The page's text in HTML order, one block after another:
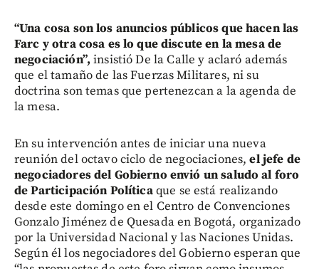
“Una cosa son los anuncios públicos que hacen las
Farc y otra cosa es lo que discute en la mesa de
negociación”, insistió De la Calle y aclaró además
que el tamaño de las Fuerzas Militares, ni su
doctrina son temas que pertenezcan a la agenda de
la mesa.
En su intervención antes de iniciar una nueva
reunión del octavo ciclo de negociaciones,el jefe de
negociadores del Gobierno envió un saludo al foro
de Participación Políticaque se está realizando
desde este domingo en el Centro de Convenciones
Gonzalo Jiménez de Quesada en Bogotá, organizado
por la Universidad Nacional y las Naciones Unidas.
Según él los negociadores del Gobierno esperan que